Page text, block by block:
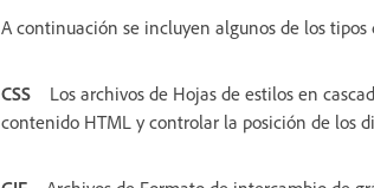
A continuación se incluyen algunos de los
CSS
Los archivos de Hojas de estilos en
contenido HTML y controlar la posición de los